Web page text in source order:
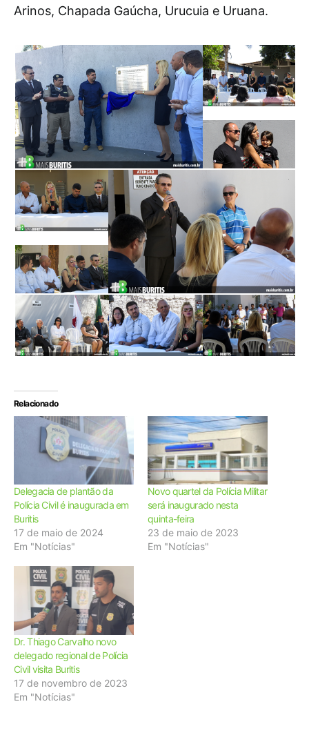
Arinos, Chapada Gaúcha, Urucuia e Uruana.
Relacionado
Delegacia de plantão da
Polícia Civil é inaugurada em
Buritis
17 de maio de 2024
Em "Notícias"
Novo quartel da Polícia Militar
será inaugurado nesta
quinta-feira
23 de maio de 2023
Em "Notícias"
Dr. Thiago Carvalho novo
delegado regional de Polícia
Civil visita Buritis
17 de novembro de 2023
Em "Notícias"